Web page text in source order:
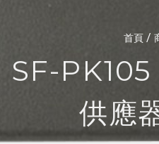
首頁/
SF-PK105
供應